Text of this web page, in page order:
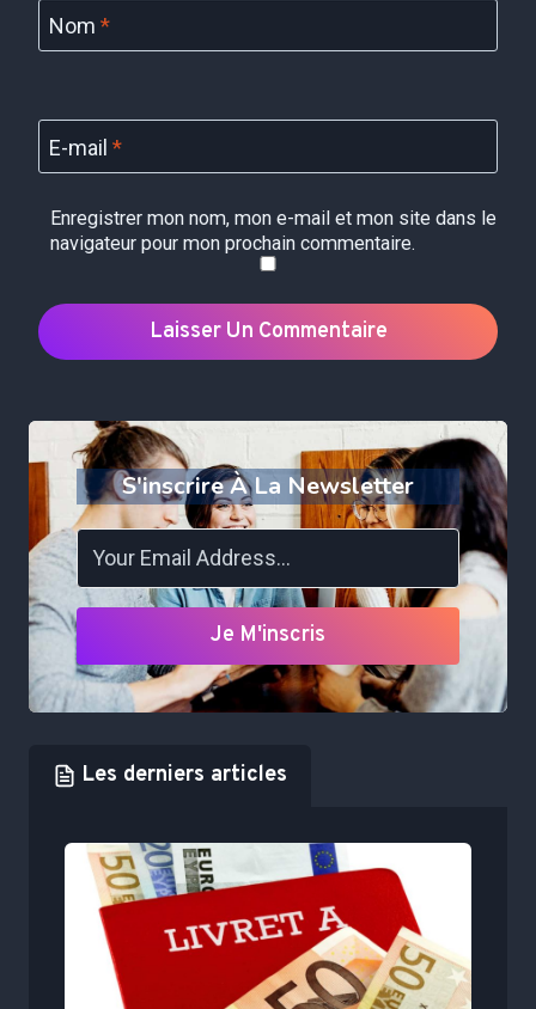
Nom *
E-mail *
Enregistrer mon nom, mon e-mail et mon site dans le
navigateur pour mon prochain commentaire.
S'inscrire À La Newsletter
Je M'inscris
Les derniers articles